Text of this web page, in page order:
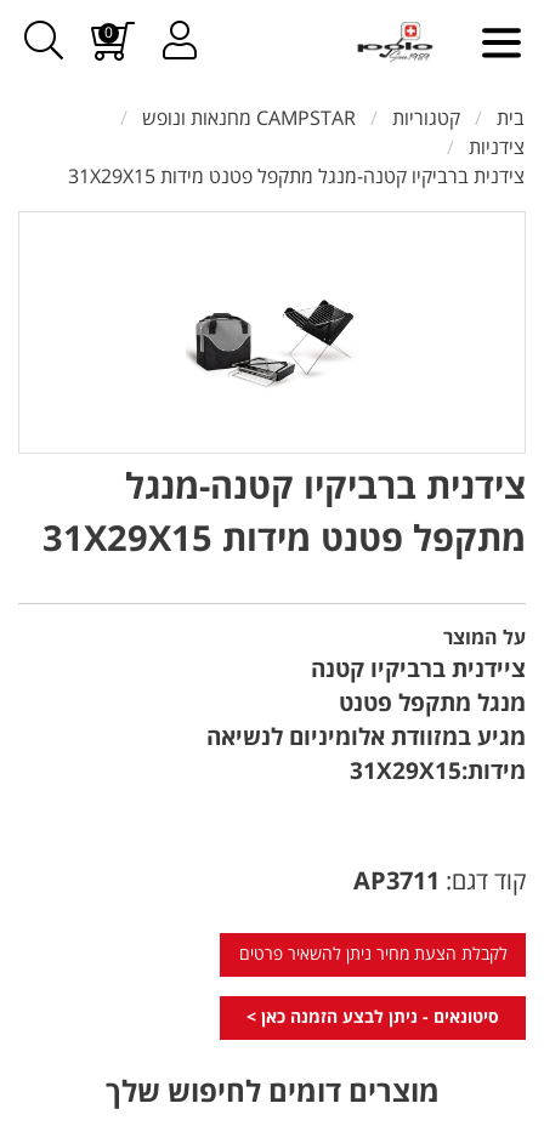
0
בית קטגוריות
CAMPSTAR מחנאות ונופש
צידניות
צידנית ברביקיו קטנה-מנגל מתקפל פטנט מידות 31X29X15
צידנית ברביקיו קטנה-מנגל
מתקפל פטנט מידות 31X29X15
על המוצר
ציידנית ברביקיו קטנה
מנגל מתקפל פטנט
מגיע במזוודת אלומיניום לנשיאה
מידות:31X29X15
קוד דגם: AP3711
לקבלת הצעת מחיר ניתן להשאיר פרטים
סיטונאים - ניתן לבצע הזמנה כאן >
מוצרים דומים לחיפוש שלך